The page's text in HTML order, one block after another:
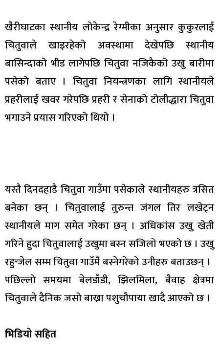
खैरीघाटका स्थानीय लोकेन्द्र रेग्मीका अनुसार कुकुरलाई
चितुवाले खाइरहेको अवस्थामा देखेपछि स्थानीय
बासिन्दाको भीड लागेपछि चितुवा नजिकैको उखु बारीमा
पसेको बताए । चितुवा नियन्त्रणका लागि स्थानीयले
प्रहरीलाई खवर गरेपछि प्रहरी र सेनाको टोलीद्धारा चितुवा
भगाउने प्रयास गरिएको थियो ।
यस्तै दिनदहाडै चितुवा गाउँमा पसेकाले स्थानीयहरु त्रसित
बनेका छन् । चितुवालाई तुरुन्त जंगल तिर लखेट्न
स्थानीयले माग समेत गरेका छन् । अधिकांस उखु खेती
गरिने हुदा चितुवालाई उखुमा बस्न सजिलो भएको छ । उखु
रहुन्जेल सम्म चितुवा गाउँमै बस्नेगरेको उनीहरु बताउछन् ।
पछिल्लो समयमा बेलडाँडी, झिलमिला, बैवाह क्षेत्रमा
चितुवाले दैनिक जसो बाख्रा पशुचौपाया खादै आएको छ ।
भिडियो सहित